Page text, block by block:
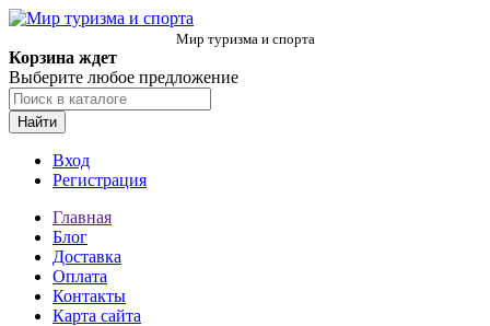
Мир туризма и спорта
Корзина ждет
Выберите любое предложение
Найти
Вход
Регистрация
Главная
Блог
Доставка
Оплата
Контакты
Карта сайта